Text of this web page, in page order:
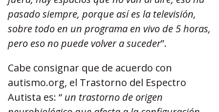
pasado siempre, porque así es la televisión,
sobre todo en un programa en vivo de 5 horas,
pero eso no puede volver a suceder”.
Cabe consignar que de acuerdo con
autismo.org, el Trastorno del Espectro
Autista es: “ un trastorno de origen